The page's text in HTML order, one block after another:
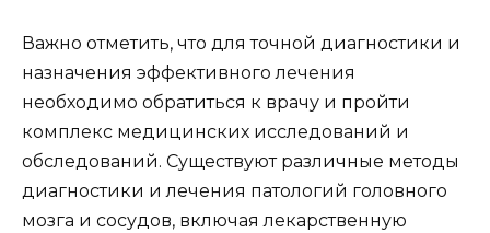
Важно отметить, что для точной диагностики и
назначения эффективного лечения
необходимо обратиться к врачу и пройти
комплекс медицинских исследований и
обследований. Существуют различные методы
диагностики и лечения патологий головного
мозга и сосудов, включая лекарственную